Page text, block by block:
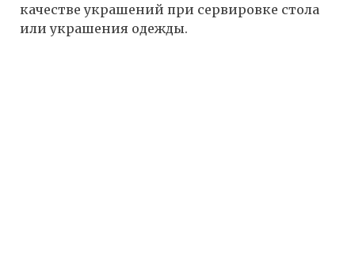
качестве украшений при сервировке стола
или украшения одежды.